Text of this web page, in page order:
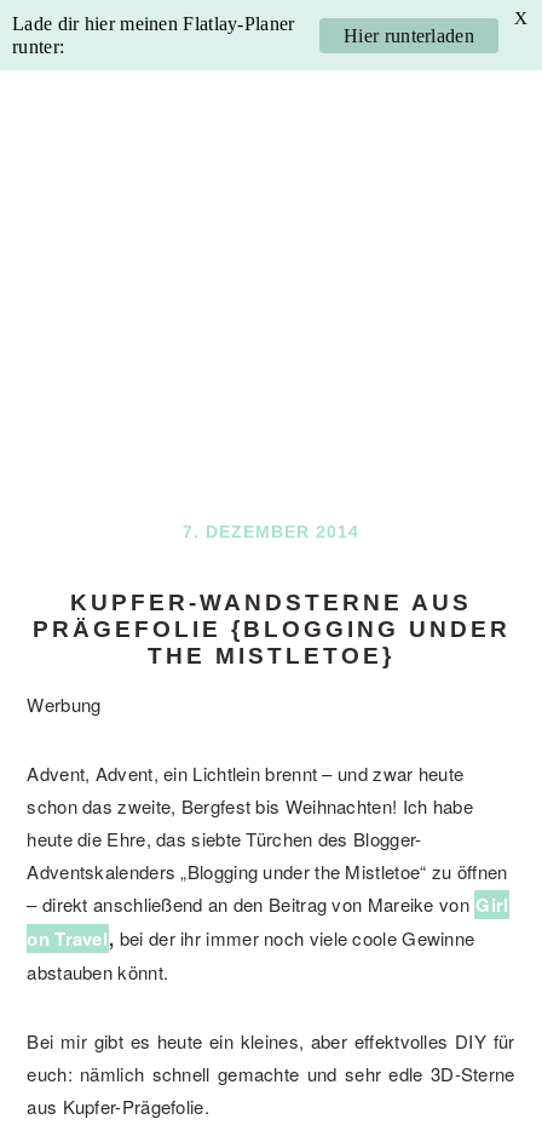
Skip
Skip
Skip
Skip
7. DEZEMBER 2014
KUPFER-WANDSTERNE AUS
PRÄGEFOLIE {BLOGGING UNDER
THE MISTLETOE}
Werbung
Advent, Advent, ein Lichtlein brennt – und zwar heute
schon das zweite, Bergfest bis Weihnachten! Ich habe
heute die Ehre, das siebte Türchen des Blogger-
Adventskalenders „Blogging under the Mistletoe“ zu öffnen
– direkt anschließend an den Beitrag von Mareike von Girl
on Travel, bei der ihr immer noch viele coole Gewinne
abstauben könnt.
Bei mir gibt es heute ein kleines, aber effektvolles DIY für
euch: nämlich schnell gemachte und sehr edle 3D-Sterne
aus Kupfer-Prägefolie.
Lade dir hier meinen Flatlay-Planer
runter:
Hier runterladen
X